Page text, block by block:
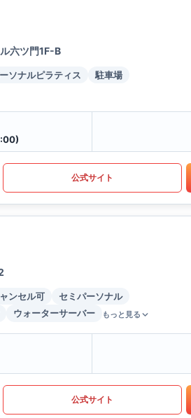
六ツ門1F-B
ソナルピラティス
駐車場
公式サイト
ンセル可
セミパーソナル
ウォーターサーバー もっと見る
公式サイト